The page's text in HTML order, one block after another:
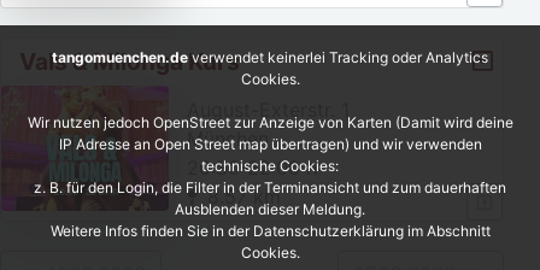
Vals & Milonga Kurs
München
20:30-22:00 h
8.57 km
tangomuenchen.deverwendet keinerlei Tracking oder Analytics
Cookies.
Wir nutzen jedoch OpenStreet zur Anzeige von Karten (Damit wird deine
IP Adresse an Open Street map übertragen) und wir verwenden
technische Cookies:
z. B. für den Login, die Filter in der Terminansicht und zum dauerhaften
Ausblenden dieser Meldung.
Weitere Infos finden Sie in der Datenschutzerklärung im Abschnitt
Cookies.